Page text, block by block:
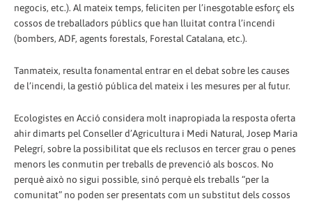
negocis, etc.). Al mateix temps, feliciten per l’inesgotable esforç els
cossos de treballadors públics que han lluitat contra l’incendi
(bombers, ADF, agents forestals, Forestal Catalana, etc.).
Tanmateix, resulta fonamental entrar en el debat sobre les causes
de l’incendi, la gestió pública del mateix i les mesures per al futur.
Ecologistes en Acció considera molt inapropiada la resposta oferta
ahir dimarts pel Conseller d’Agricultura i Medi Natural, Josep Maria
Pelegrí, sobre la possibilitat que els reclusos en tercer grau o penes
menors les conmutin per treballs de prevenció als boscos. No
perquè això no sigui possible, sinó perquè els treballs “per la
comunitat” no poden ser presentats com un substitut dels cossos